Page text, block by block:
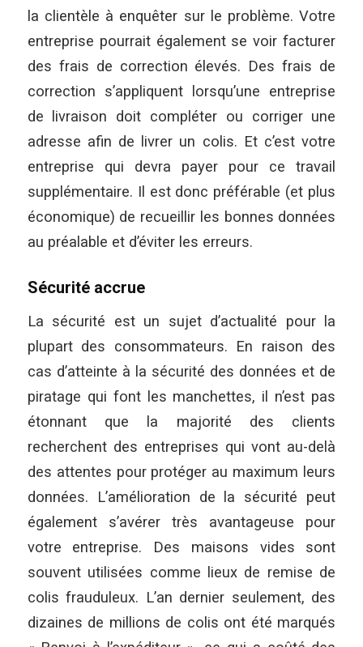
la clientèle à enquêter sur le problème. Votre
entreprise pourrait également se voir facturer
des frais de correction élevés. Des frais de
correction s’appliquent lorsqu’une entreprise
de livraison doit compléter ou corriger une
adresse afin de livrer un colis. Et c’est votre
entreprise qui devra payer pour ce travail
supplémentaire. Il est donc préférable (et plus
économique) de recueillir les bonnes données
au préalable et d’éviter les erreurs.
Sécurité accrue
La sécurité est un sujet d’actualité pour la
plupart des consommateurs. En raison des
cas d’atteinte à la sécurité des données et de
piratage qui font les manchettes, il n’est pas
étonnant que la majorité des clients
recherchent des entreprises qui vont au-delà
des attentes pour protéger au maximum leurs
données. L’amélioration de la sécurité peut
également s’avérer très avantageuse pour
votre entreprise. Des maisons vides sont
souvent utilisées comme lieux de remise de
colis frauduleux. L’an dernier seulement, des
dizaines de millions de colis ont été marqués